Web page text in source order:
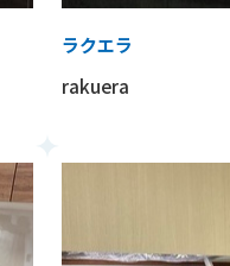
ラクエラ
rakuera